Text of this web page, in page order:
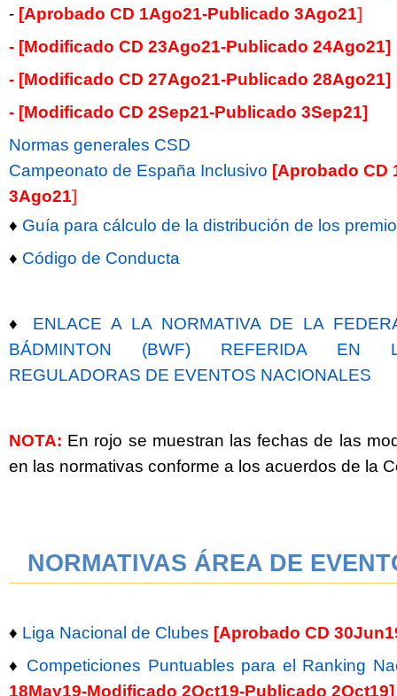
- [Aprobado CD 1Ago21-Publicado 3Ago21]
- [Modificado CD 23Ago21-Publicado 24Ago21]
- [Modificado CD 27Ago21-Publicado 28Ago21]
- [Modificado CD 2Sep21-Publicado 3Sep21]
Normas generales CSD
Campeonato de España Inclusivo [Aprobado CD
3Ago21]
♦ Guía para cálculo de la distribución de los
♦ Código de Conducta
♦ ENLACE A LA NORMATIVA DE LA
BÁDMINTON (BWF) REFERIDA EN
REGULADORAS DE EVENTOS NACIONALES
NOTA: En rojo se muestran las fechas de las
en las normativas conforme a los acuerdos de la
NORMATIVAS ÁREA DE
♦ Liga Nacional de Clubes [Aprobado CD
♦ Competiciones Puntuables para el Ranking
18May19-Modificado 2Oct19-Publicado 2Oct19]